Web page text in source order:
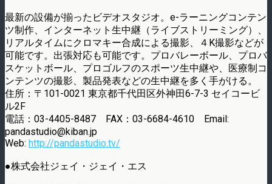
最新の設備が揃ったビデオスタジオ。e-ラーニングコンテン
ツ制作、インターネット生中継（ライブストリーミング）、
リアルタイムにクロマキー合成による撮影、４K撮影などが
可能です。出張対応も可能です。プロバレーボール、プロバ
スケットボール、プロゴルフのスポーツ生中継や、医療制コ
ンテンツの撮影、製品発表などの生中継を多く手がける。
住所：〒101-0021 東京都千代田区外神田6-7-3 セイコービ
ル2F
電話：03-4405-8487 FAX：03-6684-4610 Email:
pandastudio@kiban.jp
Web: http://pandastudio.tv/
●株式会社ジェイ・ジェイ・エス